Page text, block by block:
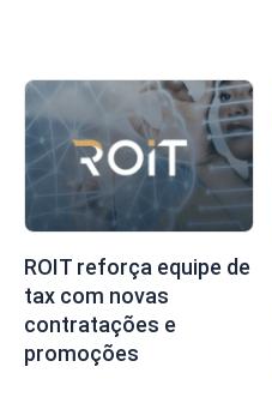
ROIT reforça equipe de
tax com novas
contratações e
promoções